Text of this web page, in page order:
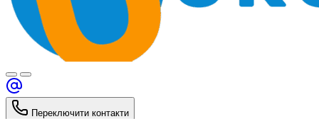
Переключити контакти